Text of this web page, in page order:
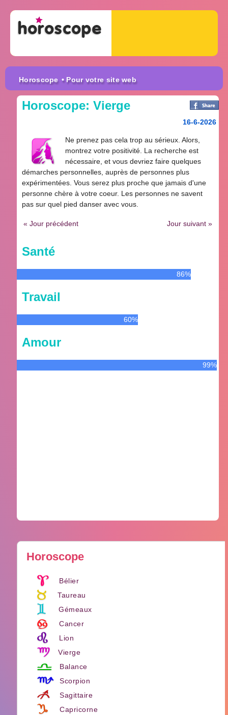
Horoscope • Pour votre site web
Horoscope
Bélier
Taureau
Gémeaux
Cancer
Lion
Vierge
Balance
Scorpion
Sagittaire
Capricorne
Horoscope: Vierge
16-6-2026
Ne prenez pas cela trop au sérieux. Alors,
montrez votre positivité. La recherche est
nécessaire, et vous devriez faire quelques
démarches personnelles, auprès de personnes plus
expérimentées. Vous serez plus proche que jamais d'une
personne chère à votre coeur. Les personnes ne savent
pas sur quel pied danser avec vous.
« Jour précédent Jour suivant »
Santé
86%
Travail
60%
Amour
99%